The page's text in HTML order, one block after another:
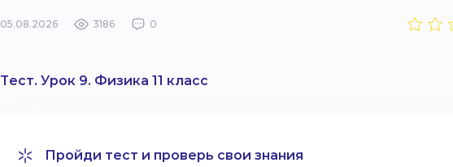
05.08.2026 3186 0
Тест. Урок 9. Физика 11 класс
Пройди тест и проверь свои знания